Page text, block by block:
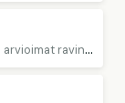
V
uonna 2023 asiakkaiden parhaiten arvioimat ravintolat